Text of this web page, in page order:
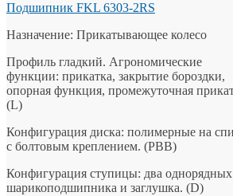
Подшипник FKL 6303-2RS
Назначение: Прикатывающее колесо
Профиль гладкий. Агрономические
функции: прикатка, закрытие бороздки,
опорная функция, промежуточная
(L)
Конфигурация диска: полимерные на
с болтовым креплением. (PBB)
Конфигурация ступицы: два однорядных
шарикоподшипника и заглушка. (D)